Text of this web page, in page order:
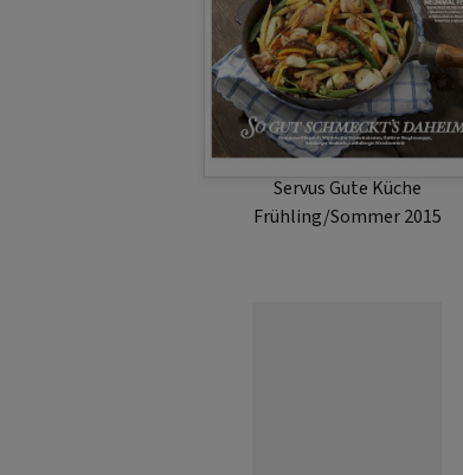
Servus Gute Küche
Frühling/Sommer 2015